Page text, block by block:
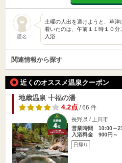
匿名
土曜の人出を避けようと、草津
着いたのは、午前１１時１０
入浴…
関連情報から探す
近くのオススメ温泉クーポン
地蔵温泉 十福の湯
4.2点/ 66 件
長野県 / 上田市
営業時間 10:00～
入浴料金 900円～
日帰り